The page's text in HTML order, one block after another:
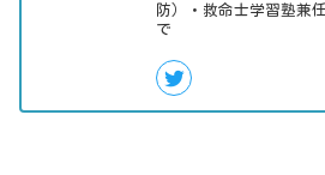
防）・救命士学習塾兼
で